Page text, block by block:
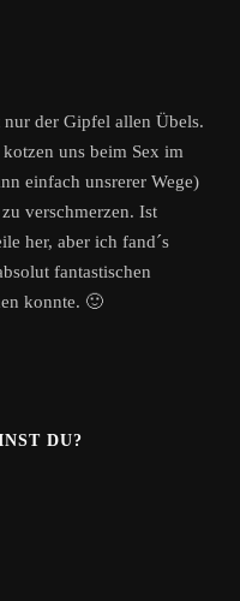
der Gipfel allen Übels.
uns beim Sex im
einfach unsrerer Wege)
verschmerzen. Ist
her, aber ich fand´s
fantastischen
konnte. 🙂
DU?